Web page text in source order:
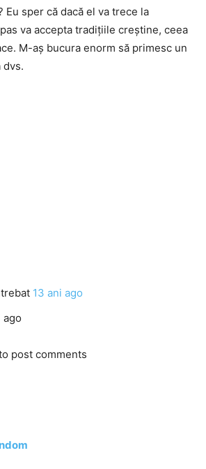
Eu sper că dacă el va trece la
va accepta tradiţiile creştine, ceea
M-aş bucura enorm să primesc un
dvs.
13 ani ago
ago
post comments